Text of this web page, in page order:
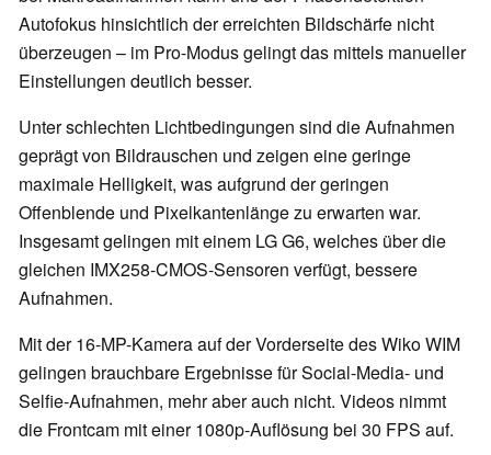
Autofokus hinsichtlich der erreichten Bildschärfe nicht
überzeugen – im Pro-Modus gelingt das mittels manueller
Einstellungen deutlich besser.
Unter schlechten Lichtbedingungen sind die Aufnahmen
geprägt von Bildrauschen und zeigen eine geringe
maximale Helligkeit, was aufgrund der geringen
Offenblende und Pixelkantenlänge zu erwarten war.
Insgesamt gelingen mit einem LG G6, welches über die
gleichen IMX258-CMOS-Sensoren verfügt, bessere
Aufnahmen.
Mit der 16-MP-Kamera auf der Vorderseite des Wiko WIM
gelingen brauchbare Ergebnisse für Social-Media- und
Selfie-Aufnahmen, mehr aber auch nicht. Videos nimmt
die Frontcam mit einer 1080p-Auflösung bei 30 FPS auf.